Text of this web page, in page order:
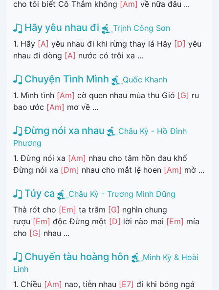
cho tôi biết Cô Thắm không [Am] về nữa đâu ...
Hãy yêu nhau đi
Trịnh Công Sơn
1. Hãy [A] yêu nhau đi khi rừng thay lá Hãy [D] yêu
nhau đi dòng [A] nước có trôi xa ...
Chuyện Tình Mình
Quốc Khanh
1. Mình tình [Am] cờ quen nhau mùa thu Gió [G] ru
bao ước [Am] mơ về ...
Đừng nói xa nhau
Châu Kỳ - Hồ Đình
Phương
1. Đừng nói xa [Am] nhau cho tâm hồn đau khổ
Đừng nói xa [Dm] nhau cho mắt lệ hoen [Am] mờ ...
Túy ca
Châu Kỳ - Trương Minh Dũng
Thà rót cho [Em] ta trăm [G] nghìn chung
rượu [Em] độc Đừng một [D] lời nào mai [Em] mỉa
cho [G] nhau ...
Chuyến tàu hoàng hôn
Minh Kỳ & Hoài
Linh
1. Chiều [Am] nao, tiễn nhau [E7] đi khi bóng ngả